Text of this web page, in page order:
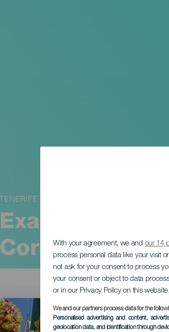
With your agreement, we and our 14
process personal data like your visit
not ask for your consent to process
your consent or object to data
or in our Privacy Policy on this website.
We and our partners process data for the
Personalised advertising and content,
geolocation data, and identification through
Exaltación de
Corazones
TENERIFE